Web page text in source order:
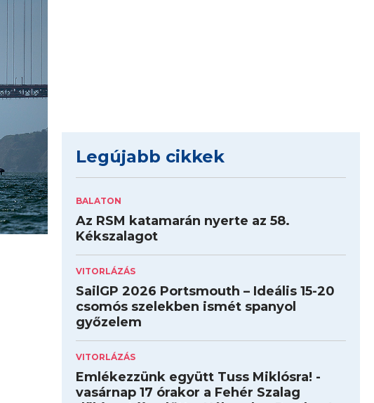
Legújabb cikkek
BALATON
Az RSM katamarán nyerte az 58.
Kékszalagot
VITORLÁZÁS
SailGP 2026 Portsmouth – Ideális 15-20
csomós szelekben ismét spanyol
győzelem
VITORLÁZÁS
Emlékezzünk együtt Tuss Miklósra! -
vasárnap 17 órakor a Fehér Szalag